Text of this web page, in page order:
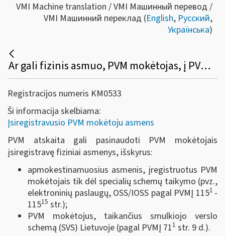
VMI Machine translation / VMI Машинный перевод /
VMI Машинний переклад (English, Русский,
Українська)
Ar gali fizinis asmuo, PVM mokėtojas, į PVM atskaitą įtraukti įsigytų prekių (paslaugų), skirtų PVM apmokestinamai veiklai vykdyti, pirkimo (importo) PVM?
Registracijos numeris KM0533
Ši informacija skelbiama:
Įsiregistravusio PVM mokėtoju asmens
PVM atskaita gali pasinaudoti PVM mokėtojais
įsiregistravę fiziniai asmenys, išskyrus:
apmokestinamuosius asmenis, įregistruotus PVM
mokėtojais tik dėl specialių schemų taikymo (pvz.,
elektroninių paslaugų, OSS/IOSS pagal PVMĮ 1151 -
11515 str.);
PVM mokėtojus, taikančius smulkiojo verslo
schemą (SVS) Lietuvoje (pagal PVMĮ 711 str. 9 d.).